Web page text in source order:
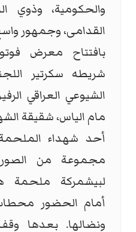
والحكومية، وذوي
القدامى، وجمهور
بافتتاح معرض
شريطه سكرتير
الشيوعي العراقي
مام الياس، شقيقة
أحد شهداء
مجموعة من الصور
لبيشمركة ملحمة
أمام الحضور
ونضالها. بعدها